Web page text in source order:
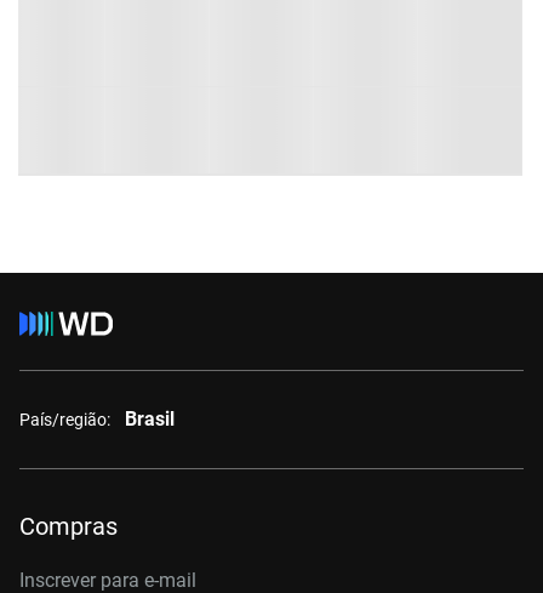
País/região: Brasil
Compras
Inscrever para e-mail